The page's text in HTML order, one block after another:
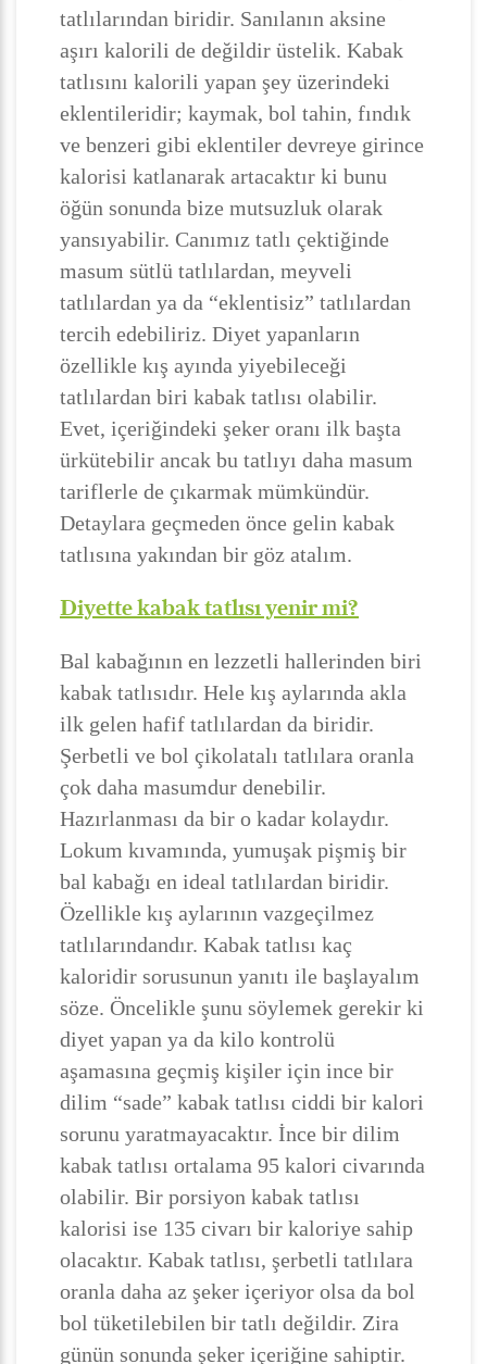
tatlılarından biridir. Sanılanın aksine
aşırı kalorili de değildir üstelik. Kabak
tatlısını kalorili yapan şey üzerindeki
eklentileridir; kaymak, bol tahin, fındık
ve benzeri gibi eklentiler devreye girince
kalorisi katlanarak artacaktır ki bunu
öğün sonunda bize mutsuzluk olarak
yansıyabilir. Canımız tatlı çektiğinde
masum sütlü tatlılardan, meyveli
tatlılardan ya da “eklentisiz” tatlılardan
tercih edebiliriz. Diyet yapanların
özellikle kış ayında yiyebileceği
tatlılardan biri kabak tatlısı olabilir.
Evet, içeriğindeki şeker oranı ilk başta
ürkütebilir ancak bu tatlıyı daha masum
tariflerle de çıkarmak mümkündür.
Detaylara geçmeden önce gelin kabak
tatlısına yakından bir göz atalım.
Diyette kabak tatlısı yenir mi?
Bal kabağının en lezzetli hallerinden biri
kabak tatlısıdır. Hele kış aylarında akla
ilk gelen hafif tatlılardan da biridir.
Şerbetli ve bol çikolatalı tatlılara oranla
çok daha masumdur denebilir.
Hazırlanması da bir o kadar kolaydır.
Lokum kıvamında, yumuşak pişmiş bir
bal kabağı en ideal tatlılardan biridir.
Özellikle kış aylarının vazgeçilmez
tatlılarındandır. Kabak tatlısı kaç
kaloridir sorusunun yanıtı ile başlayalım
söze. Öncelikle şunu söylemek gerekir ki
diyet yapan ya da kilo kontrolü
aşamasına geçmiş kişiler için ince bir
dilim “sade” kabak tatlısı ciddi bir kalori
sorunu yaratmayacaktır. İnce bir dilim
kabak tatlısı ortalama 95 kalori civarında
olabilir. Bir porsiyon kabak tatlısı
kalorisi ise 135 civarı bir kaloriye sahip
olacaktır. Kabak tatlısı, şerbetli tatlılara
oranla daha az şeker içeriyor olsa da bol
bol tüketilebilen bir tatlı değildir. Zira
günün sonunda şeker içeriğine sahiptir.